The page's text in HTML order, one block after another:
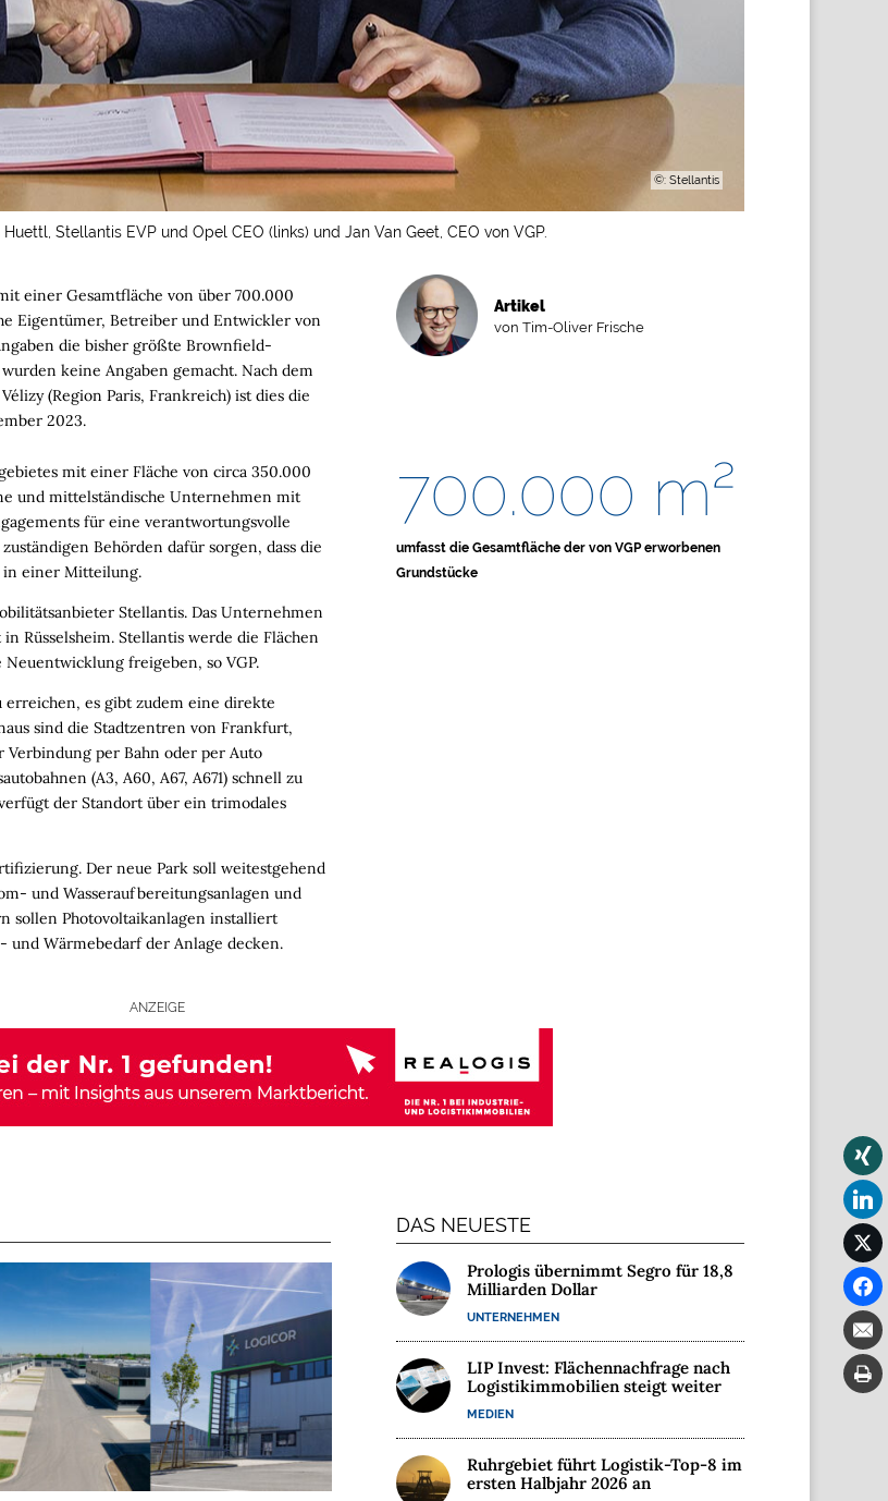
©: Stellantis
Stellantis EVP und Opel CEO (links) und Jan Van Geet, CEO von VGP.
einer Gesamtfläche von über 700.000
Eigentümer, Betreiber und Entwickler von
die bisher größte Brownfield-
keine Angaben gemacht. Nach dem
(Region Paris, Frankreich) ist dies die
2023.
Artikel
von Tim-Oliver Frische
mit einer Fläche von circa 350.000
und mittelständische Unternehmen mit
für eine verantwortungsvolle
Behörden dafür sorgen, dass die
in einer Mitteilung.
Stellantis. Das Unternehmen
Rüsselsheim. Stellantis werde die Flächen
freigeben, so VGP.
es gibt zudem eine direkte
sind die Stadtzentren von Frankfurt,
per Bahn oder per Auto
(A3, A60, A67, A671) schnell zu
der Standort über ein trimodales
Der neue Park soll weitestgehend
und Wasseraufbereitungsanlagen und
sollen Photovoltaikanlagen installiert
Wärmebedarf der Anlage decken.
700.000 m²
umfasst die Gesamtfläche der von VGP erworbenen
Grundstücke
ANZEIGE
DAS NEUESTE
Prologis übernimmt Segro für 18,8
Milliarden Dollar
UNTERNEHMEN
LIP Invest: Flächennachfrage nach
Logistikimmobilien steigt weiter
MEDIEN
Ruhrgebiet führt Logistik-Top-8 im
ersten Halbjahr 2026 an